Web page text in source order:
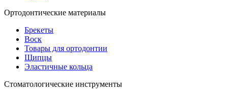
Ортодонтические материалы
Брекеты
Воск
Товары для ортодонтии
Щипцы
Эластичные кольца
Стоматологические инструменты